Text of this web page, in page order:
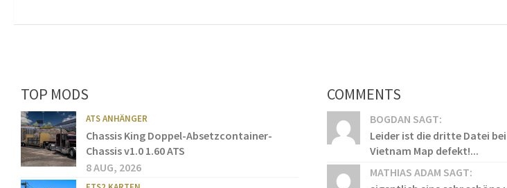
TOP MODS
ATS ANHÄNGER
Chassis King Doppel-Absetzcontainer-
Chassis v1.0 1.60 ATS
8 AUG, 2026
COMMENTS
BOGDAN SAGT:
Leider ist die dritte Datei
Vietnam Map defekt!...
MATHIAS ADAM SAGT: